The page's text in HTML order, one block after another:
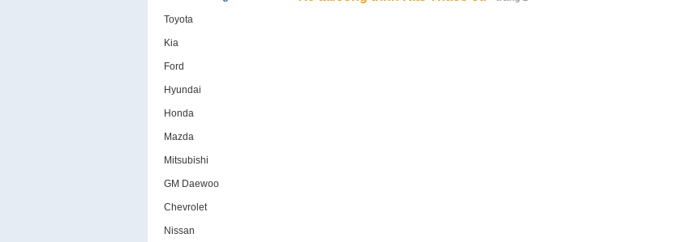
Toyota
Kia
Ford
Hyundai
Honda
Mazda
Mitsubishi
GM Daewoo
Chevrolet
Nissan